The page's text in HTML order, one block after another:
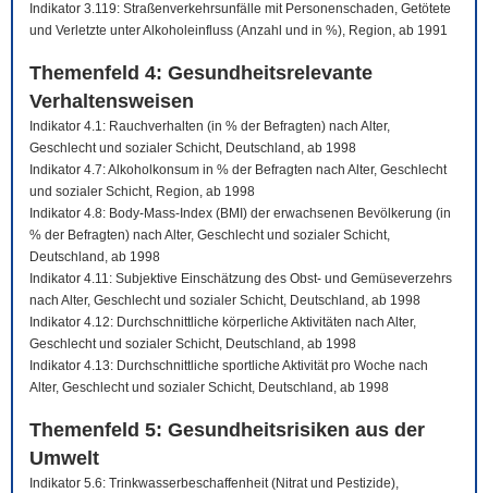
Indikator 3.119: Straßenverkehrsunfälle mit Personenschaden, Getötete
und Verletzte unter Alkoholeinfluss (Anzahl und in %), Region, ab 1991
Themenfeld 4: Gesundheitsrelevante
Verhaltensweisen
Indikator 4.1: Rauchverhalten (in % der Befragten) nach Alter,
Geschlecht und sozialer Schicht, Deutschland, ab 1998
Indikator 4.7: Alkoholkonsum in % der Befragten nach Alter, Geschlecht
und sozialer Schicht, Region, ab 1998
Indikator 4.8: Body-Mass-Index (BMI) der erwachsenen Bevölkerung (in
% der Befragten) nach Alter, Geschlecht und sozialer Schicht,
Deutschland, ab 1998
Indikator 4.11: Subjektive Einschätzung des Obst- und Gemüseverzehrs
nach Alter, Geschlecht und sozialer Schicht, Deutschland, ab 1998
Indikator 4.12: Durchschnittliche körperliche Aktivitäten nach Alter,
Geschlecht und sozialer Schicht, Deutschland, ab 1998
Indikator 4.13: Durchschnittliche sportliche Aktivität pro Woche nach
Alter, Geschlecht und sozialer Schicht, Deutschland, ab 1998
Themenfeld 5: Gesundheitsrisiken aus der
Umwelt
Indikator 5.6: Trinkwasserbeschaffenheit (Nitrat und Pestizide),